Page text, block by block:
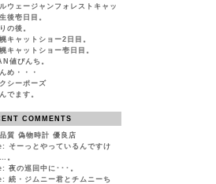
ウェージャンフォレストキャッ
後壱日目。
の後。
キャットショー2日目。
キャットショー壱日目。
値ぴんち。
め・・・
シーポーズ
でます。
COMMENTS
質 偽物時計 優良店
そーっとやっているんですけ
。
夜の巡回中に･･･。
続・ジムニー君とチムニーち